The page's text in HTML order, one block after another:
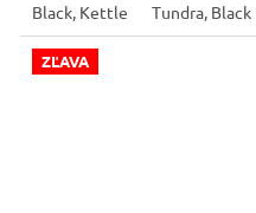
Black, Kettle Tundra, Black
ZĽAVA